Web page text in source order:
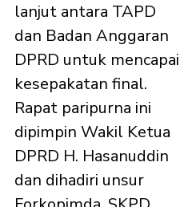
lanjut antara TAPD
dan Badan Anggaran
DPRD untuk mencapai
kesepakatan final.
Rapat paripurna ini
dipimpin Wakil Ketua
DPRD H. Hasanuddin
dan dihadiri unsur